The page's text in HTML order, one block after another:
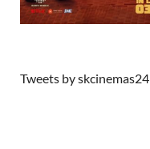
Tweets by skcinemas24